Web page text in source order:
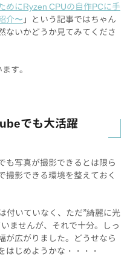
めにRyzen CPUの自作PCに手
介〜 」という記事ではちゃん
ないかどうか見てみてくださ
す。
でも大活躍
も写真が撮影できるとは限ら
撮影できる環境を整えておく
付いていなく、ただ”綺麗に光
ませんが、それで十分。しっ
が広がりました。どうせなら
はじめようかな・・・・